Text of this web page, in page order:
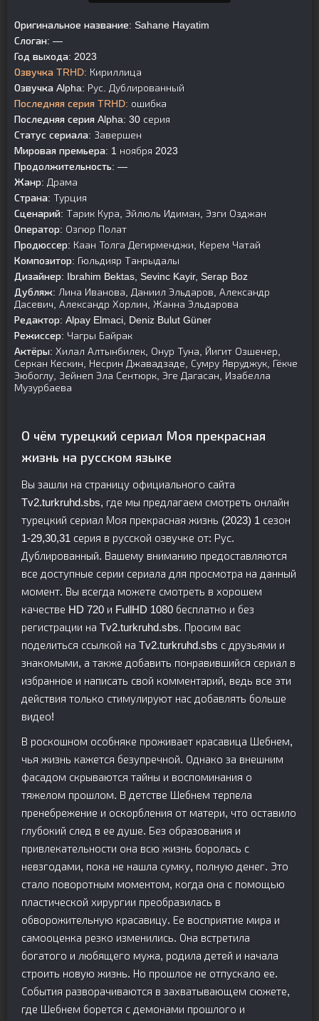
Оригинальное название: Sahane Hayatim
Слоган: —
Год выхода: 2023
Озвучка TRHD: Кириллица
Озвучка Alpha: Рус. Дублированный
Последняя серия TRHD: ошибка
Последняя серия Alpha: 30 серия
Статус сериала: Завершен
Мировая премьера: 1 ноября 2023
Продолжительность: —
Жанр: Драма
Страна: Турция
Сценарий: Тарик Кура, Эйлюль Идиман, Эзги Озджан
Оператор: Озгюр Полат
Продюссер: Каан Толга Дегирменджи, Керем Чатай
Композитор: Гюльдияр Танрыдалы
Дизайнер: Ibrahim Bektas, Sevinc Kayir, Serap Boz
Дубляж: Лина Иванова, Даниил Эльдаров, Александр
Дасевич, Александр Хорлин, Жанна Эльдарова
Редактор: Alpay Elmaci, Deniz Bulut Güner
Режиссер: Чагры Байрак
Актёры: Хилал Алтынбилек, Онур Туна, Йигит Озшенер,
Серкан Кескин, Несрин Джавадзаде, Сумру Явруджук, Гёкче
Эюбоглу, Зейнеп Эла Сентюрк, Эге Дагасан, Изабелла
Музурбаева
О чём турецкий сериал Моя прекрасная
жизнь на русском языке
Вы зашли на страницу официального сайта
Tv2.turkruhd.sbs, где мы предлагаем смотреть онлайн
турецкий сериал Моя прекрасная жизнь (2023) 1 сезон
1-29,30,31 серия в русской озвучке от: Рус.
Дублированный. Вашему вниманию предоставляются
все доступные серии сериала для просмотра на данный
момент. Вы всегда можете смотреть в хорошем
качестве HD 720 и FullHD 1080 бесплатно и без
регистрации на Tv2.turkruhd.sbs. Просим вас
поделиться ссылкой на Tv2.turkruhd.sbs с друзьями и
знакомыми, а также добавить понравившийся сериал в
избранное и написать свой комментарий, ведь все эти
действия только стимулируют нас добавлять больше
видео!
В роскошном особняке проживает красавица Шебнем,
чья жизнь кажется безупречной. Однако за внешним
фасадом скрываются тайны и воспоминания о
тяжелом прошлом. В детстве Шебнем терпела
пренебрежение и оскорбления от матери, что оставило
глубокий след в ее душе. Без образования и
привлекательности она всю жизнь боролась с
невзгодами, пока не нашла сумку, полную денег. Это
стало поворотным моментом, когда она с помощью
пластической хирургии преобразилась в
обворожительную красавицу. Ее восприятие мира и
самооценка резко изменились. Она встретила
богатого и любящего мужа, родила детей и начала
строить новую жизнь. Но прошлое не отпускало ее.
События разворачиваются в захватывающем сюжете,
где Шебнем борется с демонами прошлого и